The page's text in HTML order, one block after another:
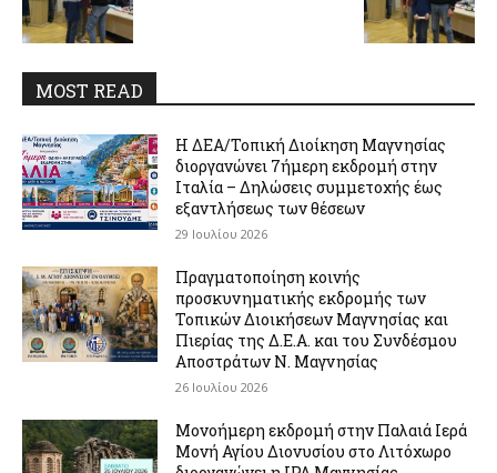
MOST READ
Η ΔΕΑ/Τοπική Διοίκηση Μαγνησίας
διοργανώνει 7ήμερη εκδρομή στην
Ιταλία – Δηλώσεις συμμετοχής έως
εξαντλήσεως των θέσεων
29 Ιουλίου 2026
Πραγματοποίηση κοινής
προσκυνηματικής εκδρομής των
Τοπικών Διοικήσεων Μαγνησίας και
Πιερίας της Δ.Ε.Α. και του Συνδέσμου
Αποστράτων Ν. Μαγνησίας
26 Ιουλίου 2026
Μονοήμερη εκδρομή στην Παλαιά Ιερά
Μονή Αγίου Διονυσίου στο Λιτόχωρο